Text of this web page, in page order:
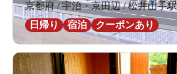
京都府 / 宇治・京田辺 / 松井山手
日帰り
宿泊 クーポンあり